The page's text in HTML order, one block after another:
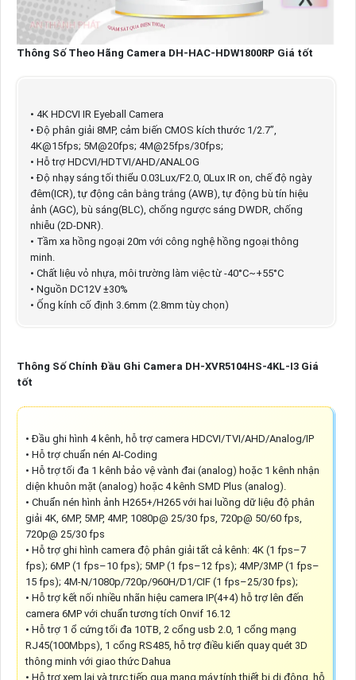
Thông Số Theo Hãng Camera DH-HAC-HDW1800RP Giá tốt
• 4K HDCVI IR Eyeball Camera
• Độ phân giải 8MP, cảm biến CMOS kích thước 1/2.7”,
4K@15fps; 5M@20fps; 4M@25fps/30fps;
• Hỗ trợ HDCVI/HDTVI/AHD/ANALOG
• Độ nhạy sáng tối thiểu 0.03Lux/F2.0, 0Lux IR on, chế độ ngày
đêm(ICR), tự động cân bằng trắng (AWB), tự động bù tín hiệu
ảnh (AGC), bù sáng(BLC), chống ngược sáng DWDR, chống
nhiễu (2D-DNR).
• Tầm xa hồng ngoại 20m với công nghệ hồng ngoại thông
minh.
• Chất liệu vỏ nhựa, môi trường làm việc từ -40°C~+55°C
• Nguồn DC12V ±30%
• Ống kính cố định 3.6mm (2.8mm tùy chọn)
Thông Số Chính Đầu Ghi Camera DH-XVR5104HS-4KL-I3 Giá
tốt
• Đầu ghi hình 4 kênh, hỗ trợ camera HDCVI/TVI/AHD/Analog/IP
• Hỗ trợ chuẩn nén AI-Coding
• Hỗ trợ tối đa 1 kênh bảo vệ vành đai (analog) hoặc 1 kênh nhận
diện khuôn mặt (analog) hoặc 4 kênh SMD Plus (analog).
• Chuẩn nén hình ảnh H265+/H265 với hai luồng dữ liệu độ phân
giải 4K, 6MP, 5MP, 4MP, 1080p@ 25/30 fps, 720p@ 50/60 fps,
720p@ 25/30 fps
• Hỗ trợ ghi hình camera độ phân giải tất cả kênh: 4K (1 fps–7
fps); 6MP (1 fps–10 fps); 5MP (1 fps–12 fps); 4MP/3MP (1 fps–
15 fps); 4M-N/1080p/720p/960H/D1/CIF (1 fps–25/30 fps);
• Hỗ trợ kết nối nhiều nhãn hiệu camera IP(4+4) hỗ trợ lên đến
camera 6MP với chuẩn tương tích Onvif 16.12
• Hỗ trợ 1 ổ cứng tối đa 10TB, 2 cổng usb 2.0, 1 cổng mạng
RJ45(100Mbps), 1 cổng RS485, hỗ trợ điều kiển quay quét 3D
thông minh với giao thức Dahua
• Hỗ trợ xem lại và trực tiếp qua mạng máy tính thiết bị di động, hỗ